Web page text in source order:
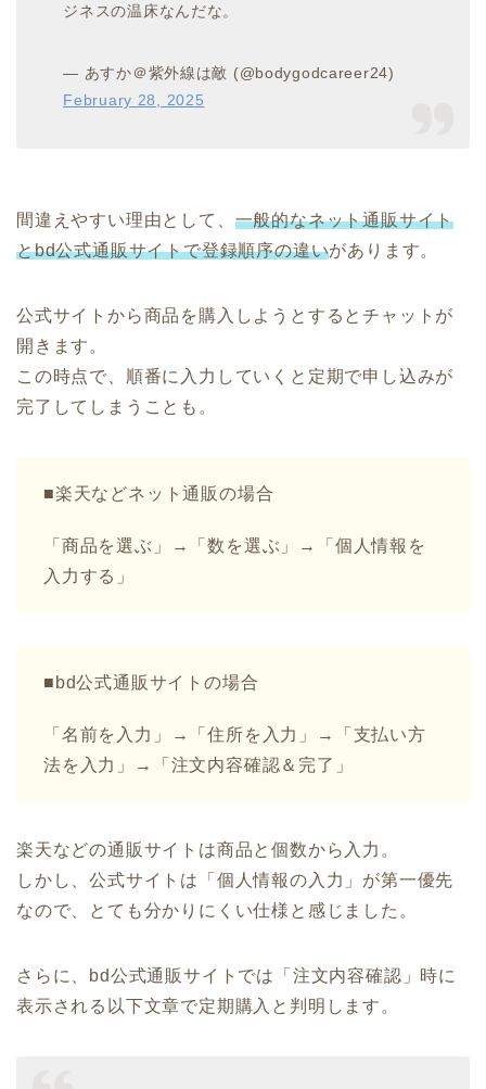
ジネスの温床なんだな。
— あすか＠紫外線は敵 (@bodygodcareer24)
February 28, 2025
間違えやすい理由として、 一般的なネット通販サイト
とbd公式通販サイトで登録順序の違いがあります。
公式サイトから商品を購入しようとするとチャットが
開きます。
この時点で、順番に入力していくと定期で申し込みが
完了してしまうことも。
■楽天などネット通販の場合
「商品を選ぶ」→「数を選ぶ」→「個人情報を
入力する」
■bd公式通販サイトの場合
「名前を入力」→「住所を入力」→「支払い方
法を入力」→「注文内容確認＆完了」
楽天などの通販サイトは商品と個数から入力。
しかし、公式サイトは「個人情報の入力」が第一優先
なので、とても分かりにくい仕様と感じました。
さらに、bd公式通販サイトでは「注文内容確認」時に
表示される以下文章で定期購入と判明します。